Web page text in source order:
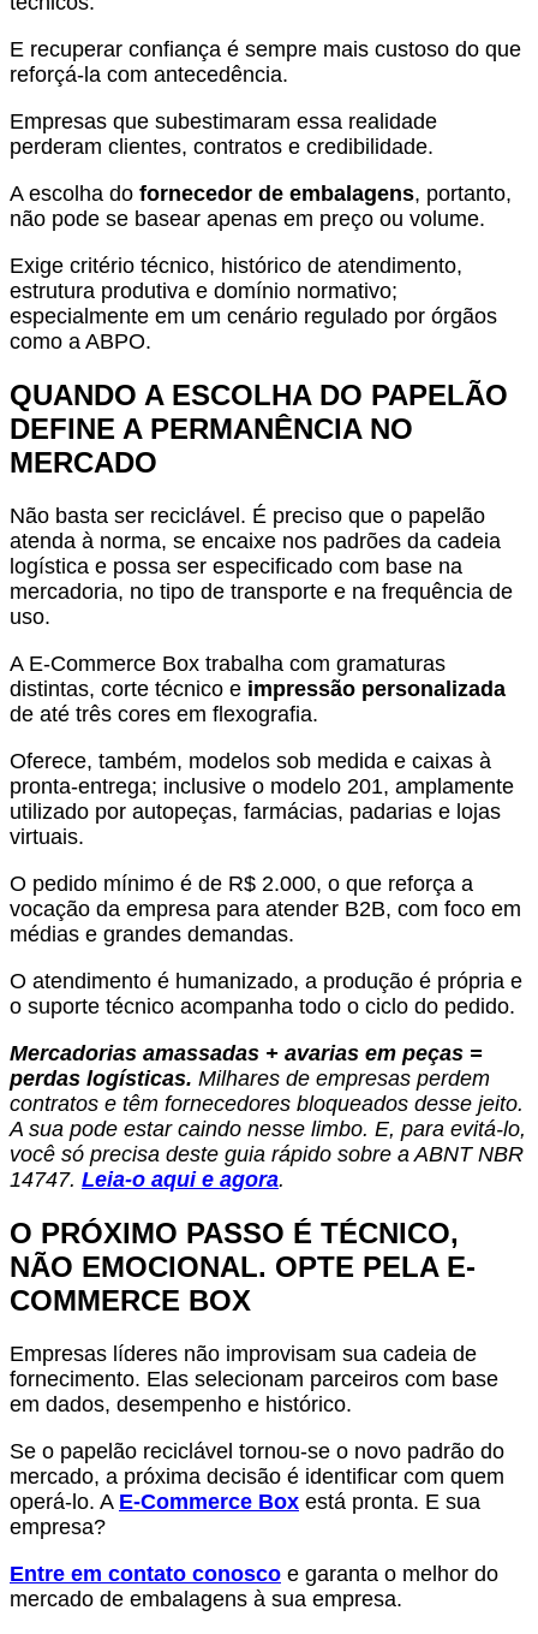
E recuperar confiança é sempre mais custoso do que
reforçá-la com antecedência.
Empresas que subestimaram essa realidade
perderam clientes, contratos e credibilidade.
A escolha do fornecedor de embalagens, portanto,
não pode se basear apenas em preço ou volume.
Exige critério técnico, histórico de atendimento,
estrutura produtiva e domínio normativo;
especialmente em um cenário regulado por órgãos
como a ABPO.
QUANDO A ESCOLHA DO PAPELÃO
DEFINE A PERMANÊNCIA NO
MERCADO
Não basta ser reciclável. É preciso que o papelão
atenda à norma, se encaixe nos padrões da cadeia
logística e possa ser especificado com base na
mercadoria, no tipo de transporte e na frequência de
uso.
A E-Commerce Box trabalha com gramaturas
distintas, corte técnico e impressão personalizada
de até três cores em flexografia.
Oferece, também, modelos sob medida e caixas à
pronta-entrega; inclusive o modelo 201, amplamente
utilizado por autopeças, farmácias, padarias e lojas
virtuais.
O pedido mínimo é de R$ 2.000, o que reforça a
vocação da empresa para atender B2B, com foco em
médias e grandes demandas.
O atendimento é humanizado, a produção é própria e
o suporte técnico acompanha todo o ciclo do pedido.
Mercadorias amassadas + avarias em peças =
perdas logísticas. Milhares de empresas perdem
contratos e têm fornecedores bloqueados desse jeito.
A sua pode estar caindo nesse limbo. E, para evitá-lo,
você só precisa deste guia rápido sobre a ABNT NBR
14747. Leia-o aqui e agora.
O PRÓXIMO PASSO É TÉCNICO,
NÃO EMOCIONAL. OPTE PELA E-
COMMERCE BOX
Empresas líderes não improvisam sua cadeia de
fornecimento. Elas selecionam parceiros com base
em dados, desempenho e histórico.
Se o papelão reciclável tornou-se o novo padrão do
mercado, a próxima decisão é identificar com quem
operá-lo. A E-Commerce Box está pronta. E sua
empresa?
Entre em contato conosco e garanta o melhor do
mercado de embalagens à sua empresa.